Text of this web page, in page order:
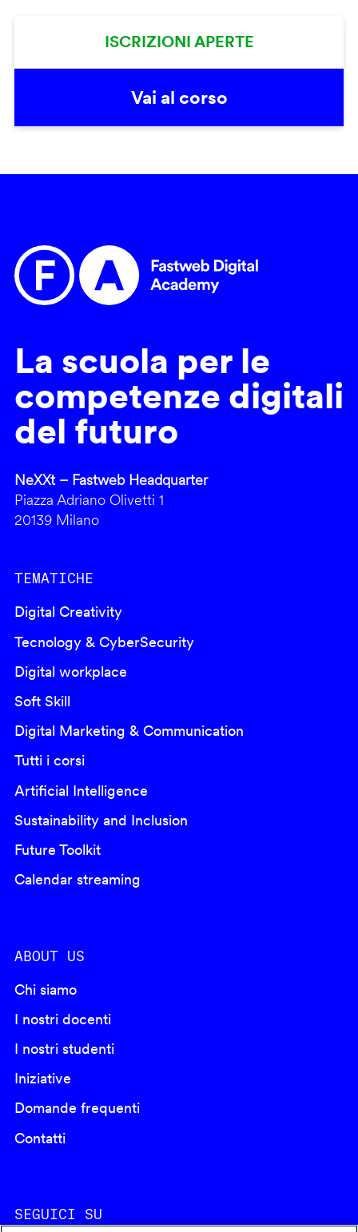
ISCRIZIONI APERTE
Vai al corso
La scuola per le
competenze digitali
del futuro
NeXXt – Fastweb Headquarter
Piazza Adriano Olivetti 1
20139 Milano
TEMATICHE
Digital Creativity
Tecnology & CyberSecurity
Digital workplace
Soft Skill
Digital Marketing & Communication
Tutti i corsi
Artificial Intelligence
Sustainability and Inclusion
Future Toolkit
Calendar streaming
ABOUT US
Chi siamo
I nostri docenti
I nostri studenti
Iniziative
Domande frequenti
Contatti
SEGUICI SU